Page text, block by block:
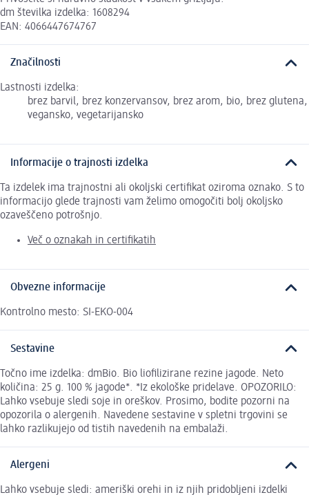
dm številka izdelka: 1608294
EAN: 4066447674767
Značilnosti
Lastnosti izdelka:
brez barvil, brez konzervansov, brez arom, bio, brez glutena,
vegansko, vegetarijansko
Informacije o trajnosti izdelka
Ta izdelek ima trajnostni ali okoljski certifikat oziroma oznako. S to
informacijo glede trajnosti vam želimo omogočiti bolj okoljsko
ozaveščeno potrošnjo.
Več o oznakah in certifikatih
Obvezne informacije
Kontrolno mesto: SI-EKO-004
Sestavine
Točno ime izdelka: dmBio. Bio liofilizirane rezine jagode. Neto
količina: 25 g. 100 % jagode*. *Iz ekološke pridelave. OPOZORILO:
Lahko vsebuje sledi soje in oreškov. Prosimo, bodite pozorni na
opozorila o alergenih. Navedene sestavine v spletni trgovini se
lahko razlikujejo od tistih navedenih na embalaži.
Alergeni
Lahko vsebuje sledi: ameriški orehi in iz njih pridobljeni izdelki